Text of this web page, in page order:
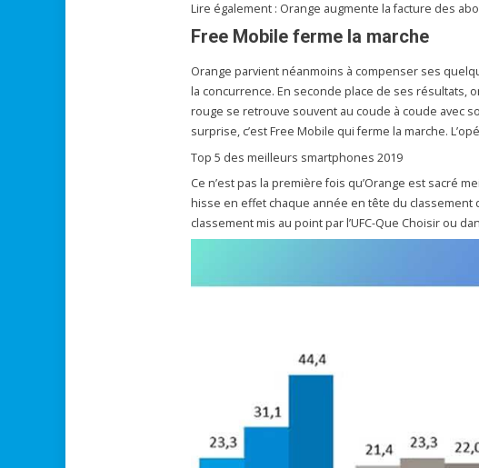
Lire également : Orange augmente la facture des
Free Mobile ferme la marche
Orange parvient néanmoins à compenser ses
la concurrence. En seconde place de ses résultats,
rouge se retrouve souvent au coude à coude avec
surprise, c’est Free Mobile qui ferme la marche.
Top 5 des meilleurs smartphones 2019
Ce n’est pas la première fois qu’Orange est sacré
hisse en effet chaque année en tête du classement
classement mis au point par l’UFC-Que Choisir ou